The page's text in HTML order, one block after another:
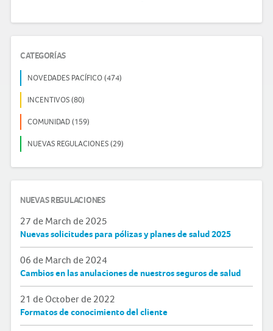
CATEGORÍAS
NOVEDADES PACÍFICO (474)
INCENTIVOS (80)
COMUNIDAD (159)
NUEVAS REGULACIONES (29)
NUEVAS REGULACIONES
27 de March de 2025
Nuevas solicitudes para pólizas y planes de salud 2025
06 de March de 2024
Cambios en las anulaciones de nuestros seguros de salud
21 de October de 2022
Formatos de conocimiento del cliente